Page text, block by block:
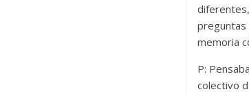
preguntas
memoria
P:
colectivo